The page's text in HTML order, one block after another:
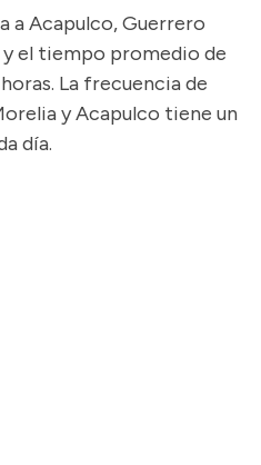
a Acapulco, Guerrero
el tiempo promedio de
La frecuencia de
y Acapulco tiene un
día.